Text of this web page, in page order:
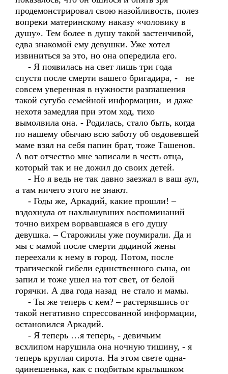
продемонстрировал свою назойливость, полез
вопреки материнскому наказу «чоловику в
душу». Тем более в душу такой застенчивой,
едва знакомой ему девушки. Уже хотел
извиниться за это, но она опередила его.
- Я появилась на свет лишь три года
спустя после смерти вашего бригадира, - не
совсем уверенная в нужности разглашения
такой сугубо семейной информации, и даже
нехотя замедляя при этом ход, тихо
вымолвила она. - Родилась, стало быть, когда
по нашему обычаю всю заботу об овдовевшей
маме взял на себя папин брат, тоже Ташенов.
А вот отчество мне записали в честь отца,
который так и не дожил до своих детей.
- Но я ведь не так давно заезжал в ваш аул,
а там ничего этого не знают.
- Годы же, Аркадий, какие прошли! –
вздохнула от нахлынувших воспоминаний
точно вихрем ворвавшаяся в его душу
девушка. – Старожилы уже поумирали. Да и
мы с мамой после смерти дядиной жены
переехали к нему в город. Потом, после
трагической гибели единственного сына, он
запил и тоже ушел на тот свет, от белой
горячки. А два года назад не стало и мамы.
- Ты же теперь с кем? – растерявшись от
такой негативно спрессованной информации,
остановился Аркадий.
- Я теперь …я теперь, - девичьим
всхлипом нарушила она ночную тишину, - я
теперь круглая сирота. На этом свете одна-
одинешенька, как с подбитым крылышком